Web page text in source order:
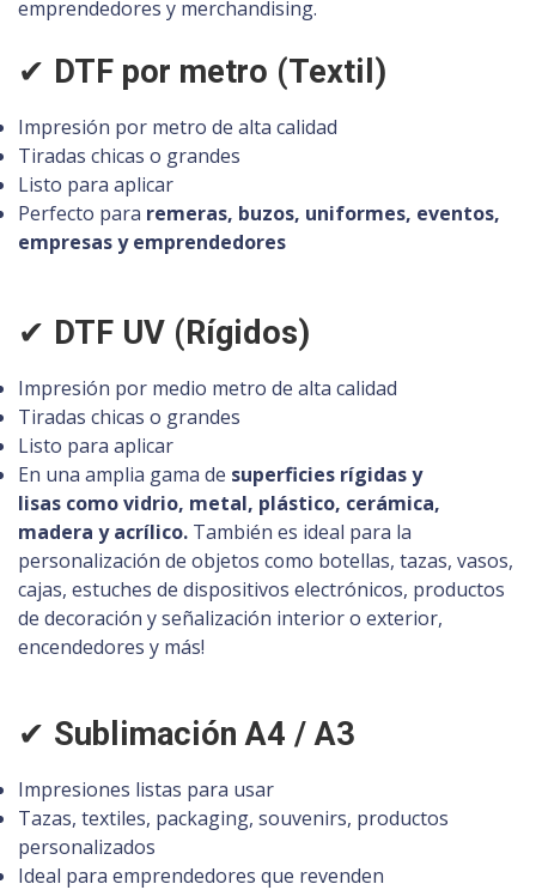
emprendedores y merchandising.
✔ DTF por metro (Textil)
Impresión por metro de alta calidad
Tiradas chicas o grandes
Listo para aplicar
Perfecto para remeras, buzos, uniformes, eventos,
empresas y emprendedores
✔ DTF UV (Rígidos)
Impresión por medio metro de alta calidad
Tiradas chicas o grandes
Listo para aplicar
En una amplia gama de superficies rígidas y
lisas como vidrio, metal, plástico, cerámica,
madera y acrílico. También es ideal para la
personalización de objetos como botellas, tazas, vasos,
cajas, estuches de dispositivos electrónicos, productos
de decoración y señalización interior o exterior,
encendedores y más!
✔ Sublimación A4 / A3
Impresiones listas para usar
Tazas, textiles, packaging, souvenirs, productos
personalizados
Ideal para emprendedores que revenden